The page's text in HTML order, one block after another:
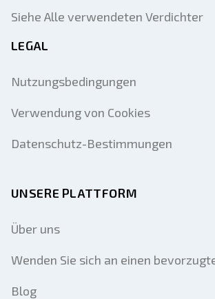
Siehe Alle verwendeten Verdichter
LEGAL
Nutzungsbedingungen
Verwendung von Cookies
Datenschutz-Bestimmungen
UNSERE PLATTFORM
Über uns
Wenden Sie sich an einen
Blog